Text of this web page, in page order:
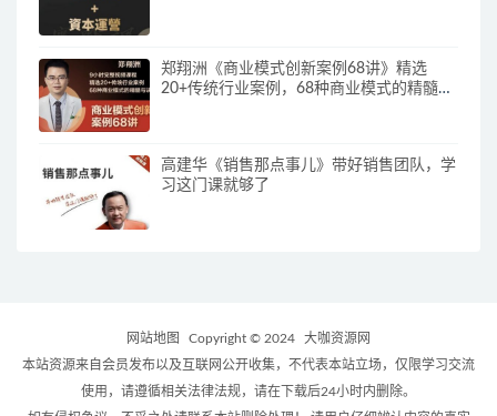
郑翔洲《商业模式创新案例68讲》精选
20+传统行业案例，68种商业模式的精髓与
高建华《销售那点事儿》带好销售团队，学
习这门课就够了
网站地图 Copyright © 2024
大咖资源网
本站资源来自会员发布以及互联网公开收集，不代表本站立场，仅限学习交流
使用，请遵循相关法律法规，请在下载后24小时内删除。